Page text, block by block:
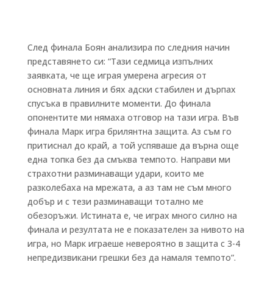
След финала Боян анализира по следния начин
представянето си: “Тази седмица изпълних
заявката, че ще играя умерена агресия от
основната линия и бях адски стабилен и дърпах
спусъка в правилните моменти. До финала
опонентите ми нямаха отговор на тази игра. Във
финала Марк игра брилянтна защита. Аз съм го
притиснал до край, а той успяваше да върна още
една топка без да смъква темпото. Направи ми
страхотни разминаващи удари, които ме
разколебаха на мрежата, а аз там не съм много
добър и с тези разминаващи тотално ме
обезоръжи. Истината е, че играх много силно на
финала и резултата не е показателен за нивото на
игра, но Марк играеше невероятно в защита с 3-4
непредизвикани грешки без да намаля темпото”.